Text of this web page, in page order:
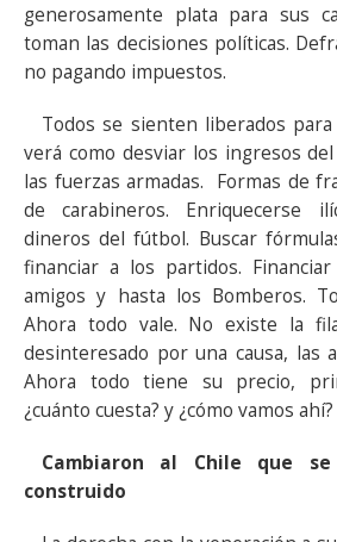
generosamente plata para sus
toman las decisiones políticas.
no pagando impuestos.
Todos se sienten liberados
verá como desviar los ingresos
las fuerzas armadas. Formas de
de carabineros. Enriquecerse
dineros del fútbol. Buscar
financiar a los partidos.
amigos y hasta los Bomberos.
Ahora todo vale. No existe la
desinteresado por una causa, las
Ahora todo tiene su precio,
¿cuánto cuesta? y ¿cómo vamos ahí?
Cambiaron al Chile que
construido